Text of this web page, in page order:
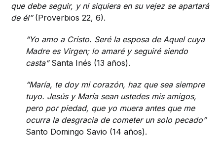
que debe seguir, y ni siquiera en su vejez se apartará
de él”(Proverbios 22, 6).
“Yo amo a Cristo. Seré la esposa de Aquel cuya
Madre es Virgen; lo amaré y seguiré siendo
casta”Santa Inés (13 años).
“María, te doy mi corazón, haz que sea siempre
tuyo. Jesús y María sean ustedes mis amigos,
pero por piedad, que yo muera antes que me
ocurra la desgracia de cometer un solo pecado”
Santo Domingo Savio (14 años).